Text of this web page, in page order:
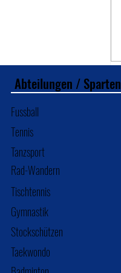
Abteilungen / Sparten
Fussball
Tennis
Tanzsport
Tischtennis
Gymnastik
Rad-Wandern
Stockschützen
Taekwondo